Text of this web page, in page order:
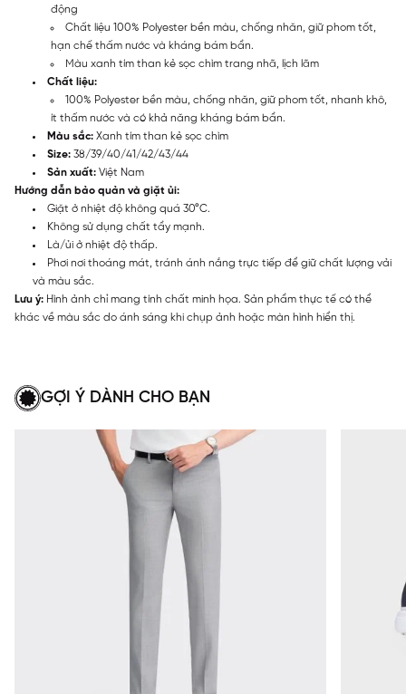
động
Chất liệu 100% Polyester bền màu, chống nhăn, giữ phom tốt,
hạn chế thấm nước và kháng bám bẩn.
Màu xanh tím than kẻ sọc chìm trang nhã, lịch lãm
Chất liệu:
100% Polyester bền màu, chống nhăn, giữ phom tốt, nhanh khô,
ít thấm nước và có khả năng kháng bám bẩn.
Màu sắc: Xanh tím than kẻ sọc chìm
Size: 38/39/40/41/42/43/44
Sản xuất: Việt Nam
Hướng dẫn bảo quản và giặt ủi:
Giặt ở nhiệt độ không quá 30°C.
Không sử dụng chất tẩy mạnh.
Là/ủi ở nhiệt độ thấp.
Phơi nơi thoáng mát, tránh ánh nắng trực tiếp để giữ chất lượng vải
và màu sắc.
Lưu ý: Hình ảnh chỉ mang tính chất minh họa. Sản phẩm thực tế có thể
khác về màu sắc do ánh sáng khi chụp ảnh hoặc màn hình hiển thị.
GỢI Ý DÀNH CHO BẠN